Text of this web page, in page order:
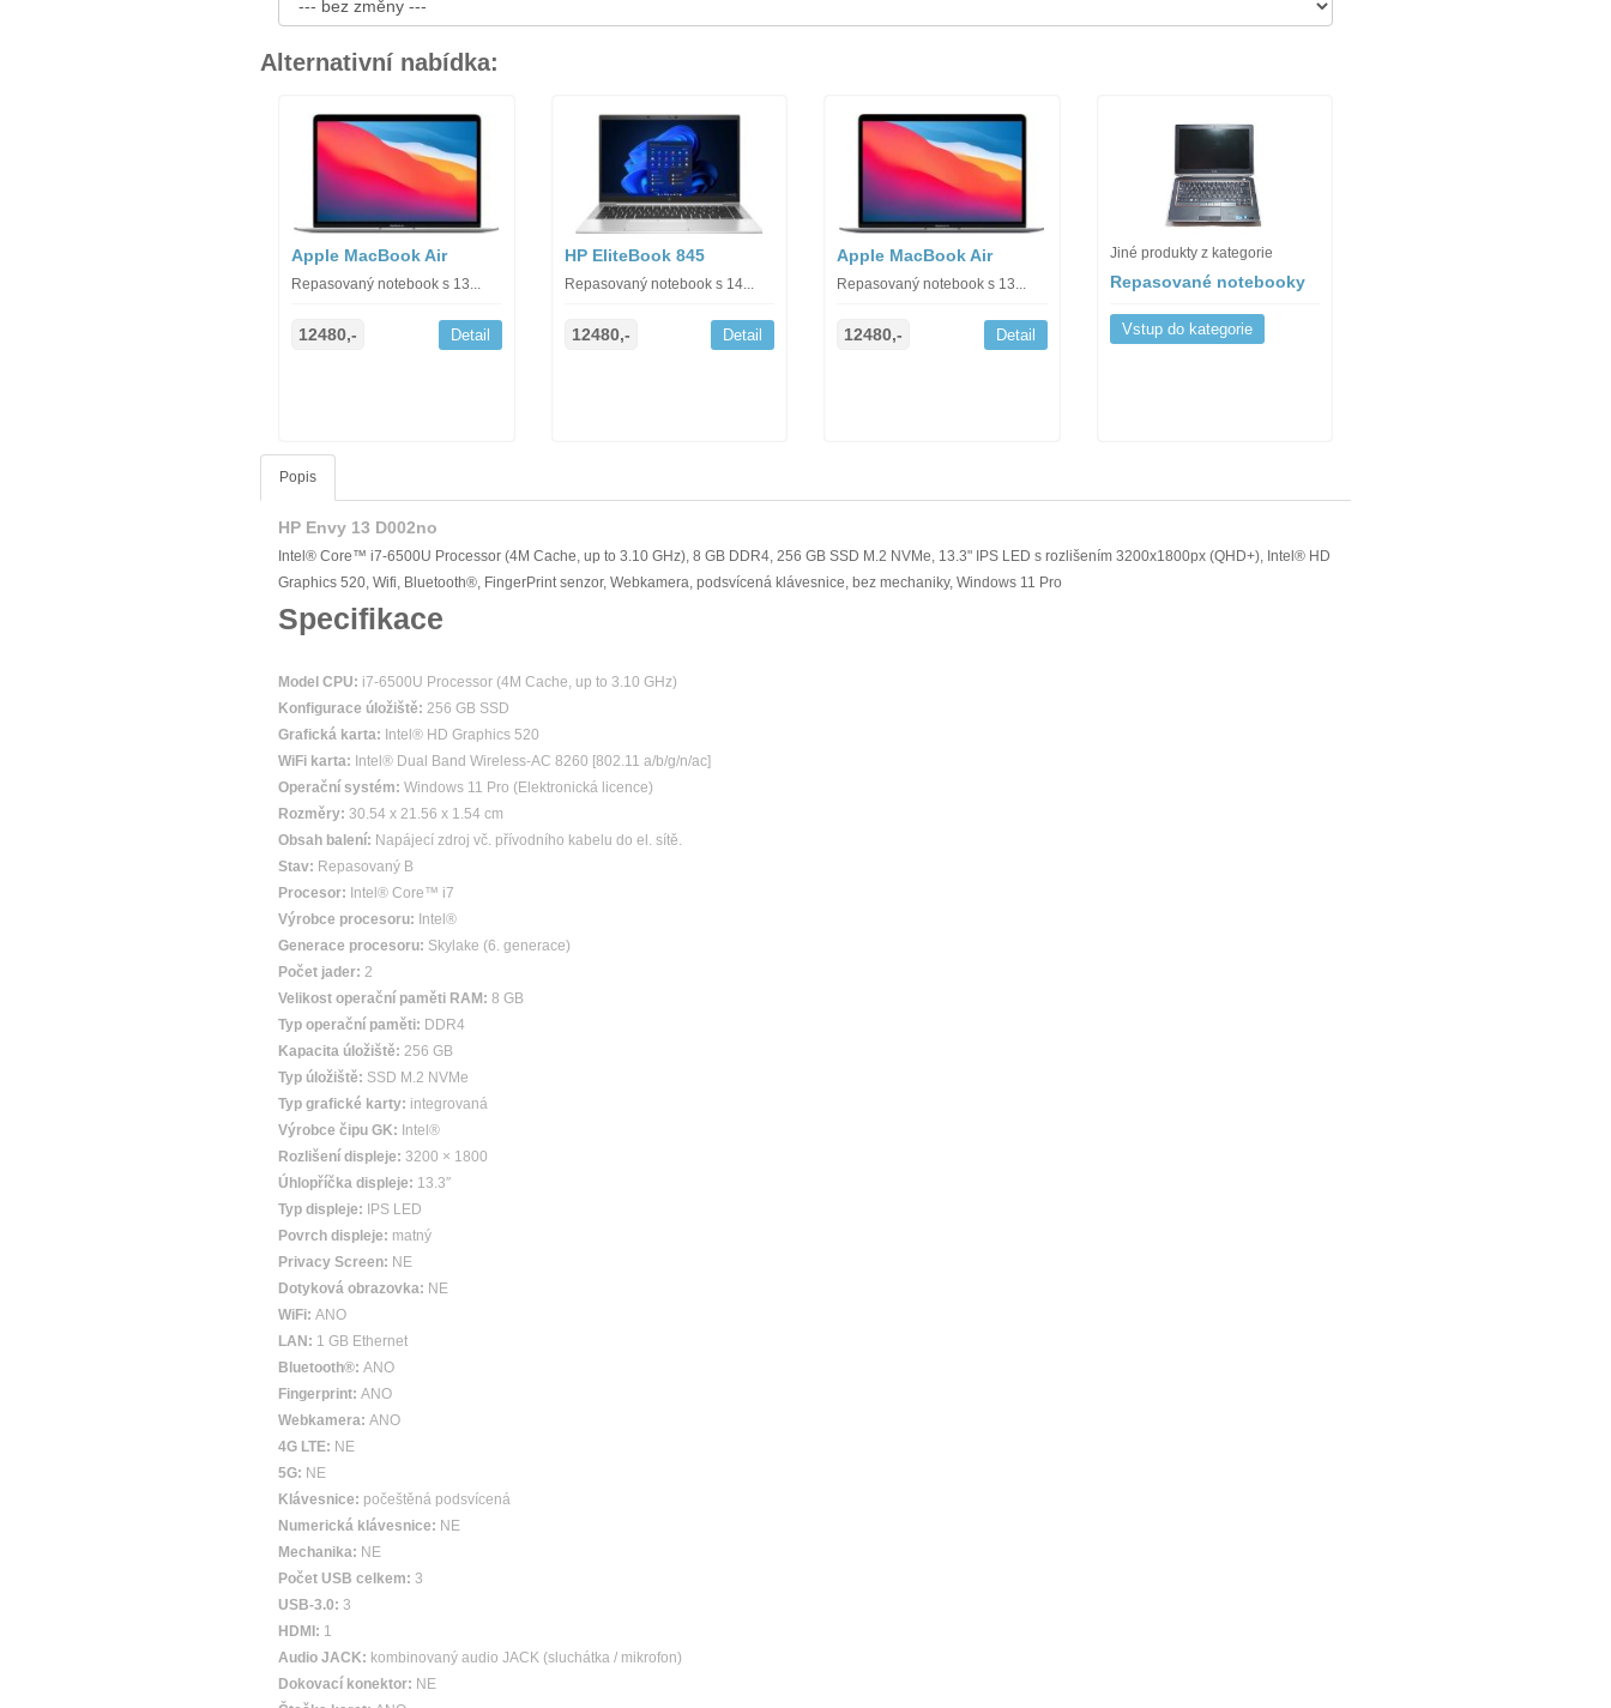
Alternativní nabídka:
Apple MacBook Air
Repasovaný notebook s 13...
12480,- Detail
HP EliteBook 845
Repasovaný notebook s 14...
12480,- Detail
Apple MacBook Air
Repasovaný notebook s 13...
12480,- Detail
Jiné produkty z kategorie
Repasované notebooky
Vstup do kategorie
Popis
HP Envy 13 D002no
Intel® Core™ i7-6500U Processor (4M Cache, up to 3.10 GHz), 8 GB DDR4, 256 GB SSD M.2 NVMe, 13.3" IPS LED s rozlišením 3200x1800px (QHD+), Intel® HD
Graphics 520, Wifi, Bluetooth®, FingerPrint senzor, Webkamera, podsvícená klávesnice, bez mechaniky, Windows 11 Pro
Specifikace
Model CPU: i7-6500U Processor (4M Cache, up to 3.10 GHz)
Konfigurace úložiště: 256 GB SSD
Grafická karta: Intel® HD Graphics 520
WiFi karta: Intel® Dual Band Wireless-AC 8260 [802.11 a/b/g/n/ac]
Operační systém: Windows 11 Pro (Elektronická licence)
Rozměry: 30.54 x 21.56 x 1.54 cm
Obsah balení: Napájecí zdroj vč. přívodního kabelu do el. sítě.
Stav: Repasovaný B
Procesor: Intel® Core™ i7
Výrobce procesoru: Intel®
Generace procesoru: Skylake (6. generace)
Počet jader: 2
Velikost operační paměti RAM: 8 GB
Typ operační paměti: DDR4
Kapacita úložiště: 256 GB
Typ úložiště: SSD M.2 NVMe
Typ grafické karty: integrovaná
Výrobce čipu GK: Intel®
Rozlišení displeje: 3200 × 1800
Úhlopříčka displeje: 13.3″
Typ displeje:
IPS LED
Povrch displeje: matný
Privacy Screen: NE
Dotyková obrazovka: NE
WiFi: ANO
LAN: 1 GB Ethernet
Bluetooth®: ANO
Fingerprint: ANO
Webkamera: ANO
4G LTE: NE
5G: NE
Klávesnice: počeštěná podsvícená
Numerická klávesnice: NE
Mechanika: NE
Počet USB celkem: 3
USB-3.0: 3
HDMI: 1
Audio JACK: kombinovaný audio JACK (sluchátka / mikrofon)
Dokovací konektor: NE